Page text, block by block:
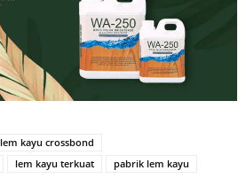
lem kayu crossbond
lem kayu terkuat pabrik lem kayu